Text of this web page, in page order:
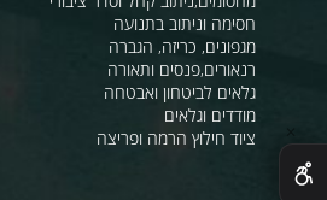
ציוד כיבוי אש
ציוד לק"בטים ,שמירה וביטחון
מחסומים,ניתוב קהל וסדר ציבורי
חסימה וניתוב בתנועה
מגפונים, כריזה, הגברה
רנאורים,פנסים ותאורה
גלאים לביטחון ואבטחה